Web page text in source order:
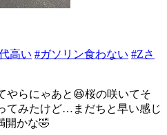
高い #ガソリン食わない #Zさ
やらにゃあと😆桜の咲いてそ
てみたけど…まだちと早い感じ
開かな🤣